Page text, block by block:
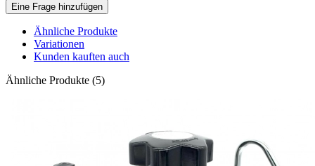
Eine Frage hinzufügen
Ähnliche Produkte
Variationen
Kunden kauften auch
Ähnliche Produkte (5)